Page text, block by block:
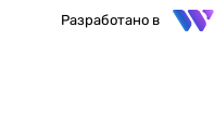
Разработано в